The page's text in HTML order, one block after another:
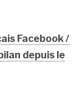
Facebook /
depuis le